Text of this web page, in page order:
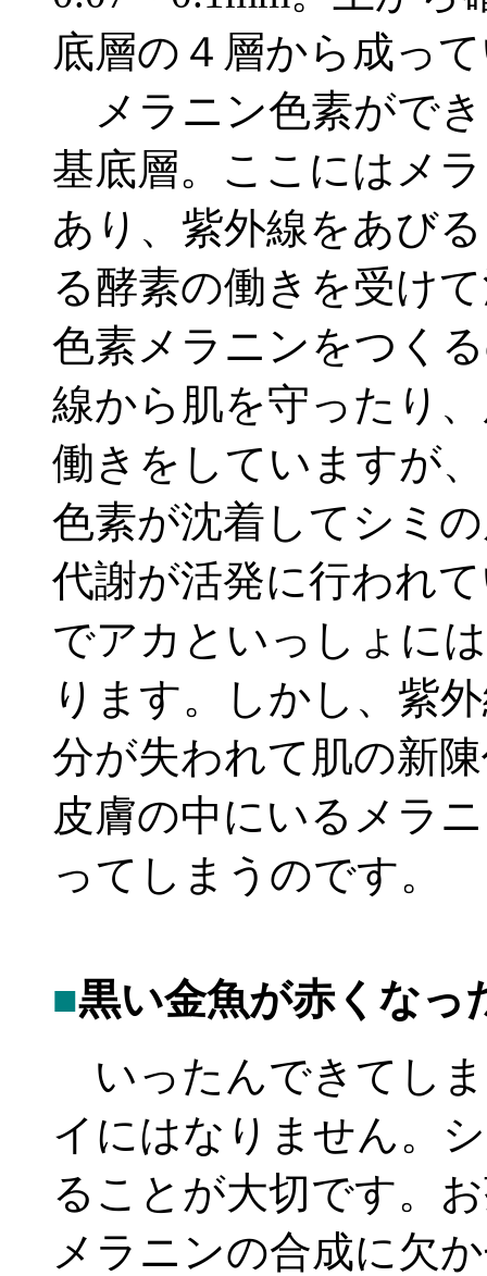
底層の４層から成っ
メラニン色素がで
基底層。ここにはメ
あり、紫外線をあび
る酵素の働きを受け
色素メラニンをつく
線から肌を守ったり
働きをしていますが
色素が沈着してシミ
代謝が活発に行われ
でアカといっしょに
ります。しかし、紫
分が失われて肌の新
皮膚の中にいるメラ
ってしまうのです。
■黒い金魚が赤くなっ
いったんできてし
イにはなりません。
ることが大切です。
メラニンの合成に欠